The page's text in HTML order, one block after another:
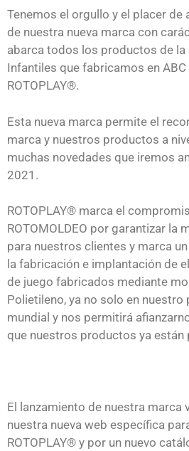
Tenemos el orgullo y el placer de
de nuestra nueva marca con
abarca todos los productos de la
Infantiles que fabricamos en ABC
ROTOPLAY®.
Esta nueva marca permite el
marca y nuestros productos a
muchas novedades que iremos
2021.
ROTOPLAY® marca el
ROTOMOLDEO por garantizar la
para nuestros clientes y marca
la fabricación e implantación de
de juego fabricados mediante
Polietileno, ya no solo en nuestro
mundial y nos permitirá
que nuestros productos ya están
El lanzamiento de nuestra marca
nuestra nueva web específica
ROTOPLAY® y por un nuevo